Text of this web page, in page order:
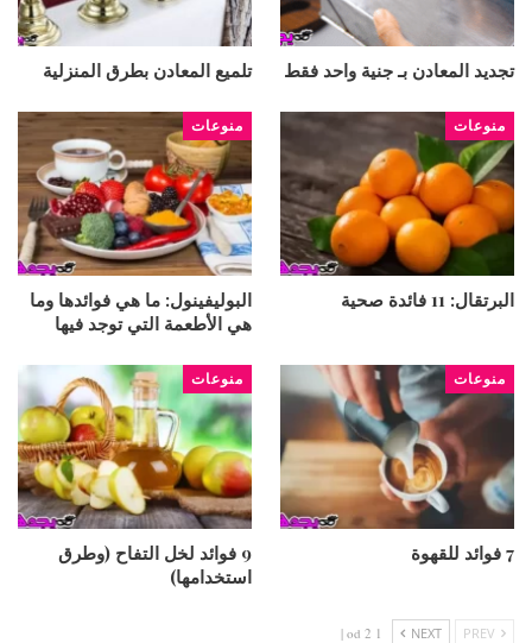
تجديد المعادن بـ جنية واحد فقط تلميع المعادن بطرق المنزلية
منوعات
البرتقال: 11 فائدة صحية
منوعات
البوليفينول: ما هي فوائدها وما
هي الأطعمة التي توجد فيها
منوعات
7 فوائد للقهوة
منوعات
9 فوائد لخل التفاح (وطرق
استخدامها)
NEXT
1 od 2 |